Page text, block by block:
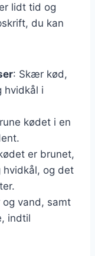
lidt tid og
du kan
: Skær kød,
hvidkål i
kødet i en
er brunet,
og det
vand, samt
indtil